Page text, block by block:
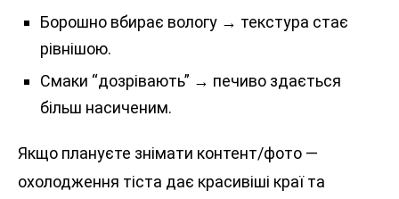
Борошно вбирає вологу → текстура стає
рівнішою.
Смаки “дозрівають” → печиво здається
більш насиченим.
Якщо плануєте знімати контент/фото —
охолодження тіста дає красивіші краї та